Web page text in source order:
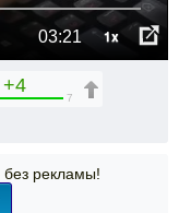
03:21 1x
+4
7
рекламы!